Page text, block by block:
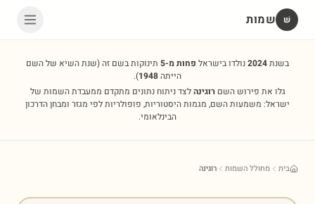
שׁ שמות
בשנת2024נולדו בישראל פחות מ-5 תינוקות בשם זה(שנת השיא של השם
הייתה1948
).
גלו את פירוש השםרוגינהלצד ניתוח נתונים מתקדם ממעבדת השמות של
ישראל: משמעות השם, מגמות היסטוריות, פופולריות לפי מגזר ומבחן הדרכון
הבינלאומי.
בית מחולל השמות רוגינה